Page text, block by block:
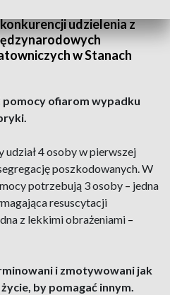
udzielenia z
w Stanach
pomocy ofiarom wypadku
udział 4 osoby w pierwszej
poszkodowanych. W
potrzebują 3 osoby – jedna
resuscytacji
z lekkimi obrażeniami –
i zmotywowani jak
by pomagać innym.